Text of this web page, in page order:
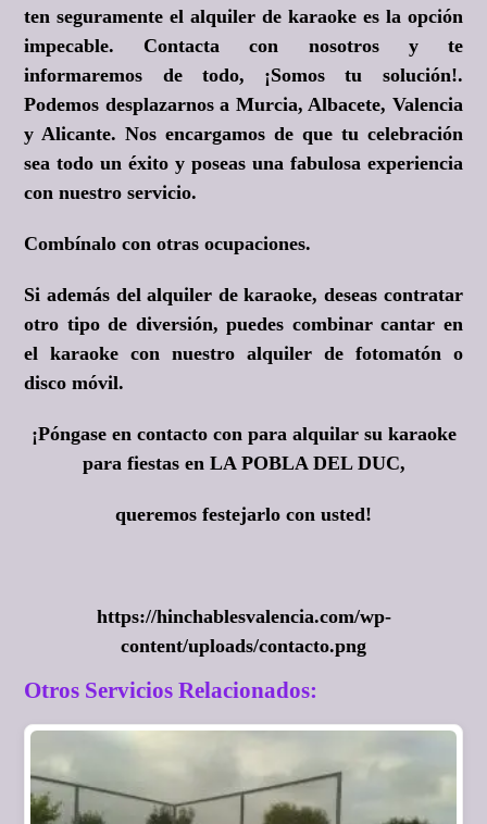
ten seguramente el alquiler de karaoke es la opción
impecable. Contacta con nosotros y te
informaremos de todo, ¡Somos tu solución!.
Podemos desplazarnos a Murcia, Albacete, Valencia
y Alicante. Nos encargamos de que tu celebración
sea todo un éxito y poseas una fabulosa experiencia
con nuestro servicio.
Combínalo con otras ocupaciones.
Si además del alquiler de karaoke, deseas contratar
otro tipo de diversión, puedes combinar cantar en
el karaoke con nuestro alquiler de fotomatón o
disco móvil.
¡Póngase en contacto con para alquilar su karaoke
para fiestas en LA POBLA DEL DUC,
queremos festejarlo con usted!
https://hinchablesvalencia.com/wp-
content/uploads/contacto.png
Otros Servicios Relacionados: